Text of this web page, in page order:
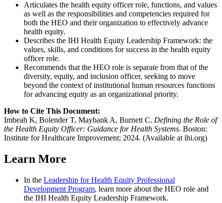
Articulates the health equity officer role, functions, and values
as well as the responsibilities and competencies required for
both the HEO and their organization to effectively advance
health equity.
Describes the IHI Health Equity Leadership Framework: the
values, skills, and conditions for success in the health equity
officer role.
Recommends that the HEO role is separate from that of the
diversity, equity, and inclusion officer, seeking to move
beyond the context of institutional human resources functions
for advancing equity as an organizational priority.
How to Cite This Document:
Imbeah K, Bolender T, Maybank A, Burnett C. Defining the Role of
the Health Equity Officer: Guidance for Health Systems. Boston:
Institute for Healthcare Improvement; 2024. (Available at ihi.org)
Learn More
In the Leadership for Health Equity Professional
Development Program, learn more about the HEO role and
the IHI Health Equity Leadership Framework.